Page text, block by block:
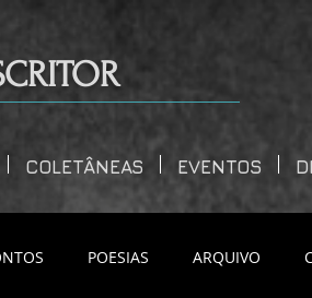
COLETÂNEAS EVENTOS
POESIAS ARQUIVO